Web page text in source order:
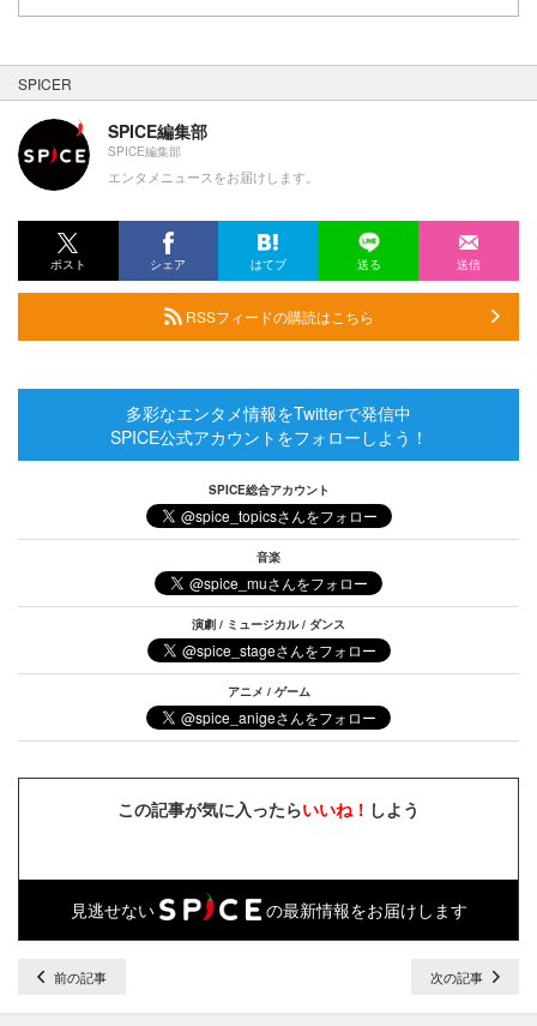
SPICER
SPICE編集部
SPICE編集部
エンタメニュースをお届けします。
ポスト シェア はてブ 送る 送信
RSSフィードの購読はこちら
多彩なエンタメ情報をTwitterで発信中
SPICE公式アカウントをフォローしよう！
SPICE総合アカウント
音楽
演劇 / ミュージカル / ダンス
アニメ / ゲーム
この記事が気に入ったらいいね！ しよう
見逃せない の最新情報をお届けします
前の記事 次の記事